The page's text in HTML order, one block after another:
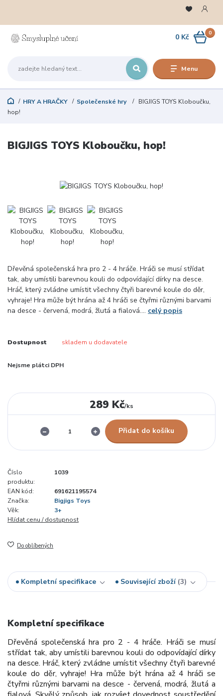
Menu
0
0 Kč
HRY A HRAČKY Společenské hry
BIGJIGS TOYS Kloboučku,
hop!
BIGJIGS TOYS Kloboučku, hop!
Dřevěná společenská hra pro 2 - 4 hráče. Hráči se musí střídat
tak, aby umístili barevnou kouli do odpovídající dírky na desce.
Hráč, který zvládne umístit všechny čtyři barevné koule do děr,
vyhraje! Hra může být hrána až 4 hráči se čtyřmi různými barvami
na desce - červená, modrá, žlutá a fialová.... celý popis
Dostupnost skladem u dodavatele
Nejsme plátci DPH
289 Kč/ks
Přidat do košíku
Číslo
produktu:
1039
EAN kód:
691621195574
Značka:
Bigjigs Toys
Věk:
3+
Hlídat cenu / dostupnost
Do oblíbených
Kompletní specifikace Související zboží 3
Kompletní specifikace
Dřevěná společenská hra pro 2 - 4 hráče. Hráči se musí
střídat tak, aby umístili barevnou kouli do odpovídající dírky
na desce. Hráč, který zvládne umístit všechny čtyři barevné
koule do děr, vyhraje! Hra může být hrána až 4 hráči se
čtyřmi různými barvami na desce - červená, modrá, žlutá a